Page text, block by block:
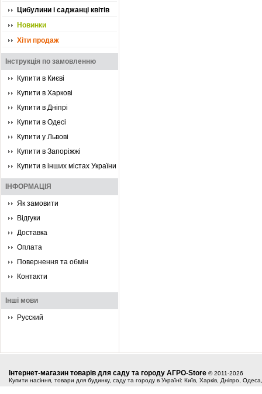
Цибулини і саджанці квітів
Новинки
Хіти продаж
Інструкція по замовленню
Купити в Києві
Купити в Харкові
Купити в Дніпрі
Купити в Одесі
Купити у Львові
Купити в Запоріжжі
Купити в інших містах України
ІНФОРМАЦІЯ
Як замовити
Відгуки
Доставка
Оплата
Повернення та обмін
Контакти
Інші мови
Русский
Інтернет-магазин товарів для саду та городу АГРО-Store © 2011-2026
Купити насіння, товари для будинку, саду та городу в Україні: Київ, Харків, Дніпро,